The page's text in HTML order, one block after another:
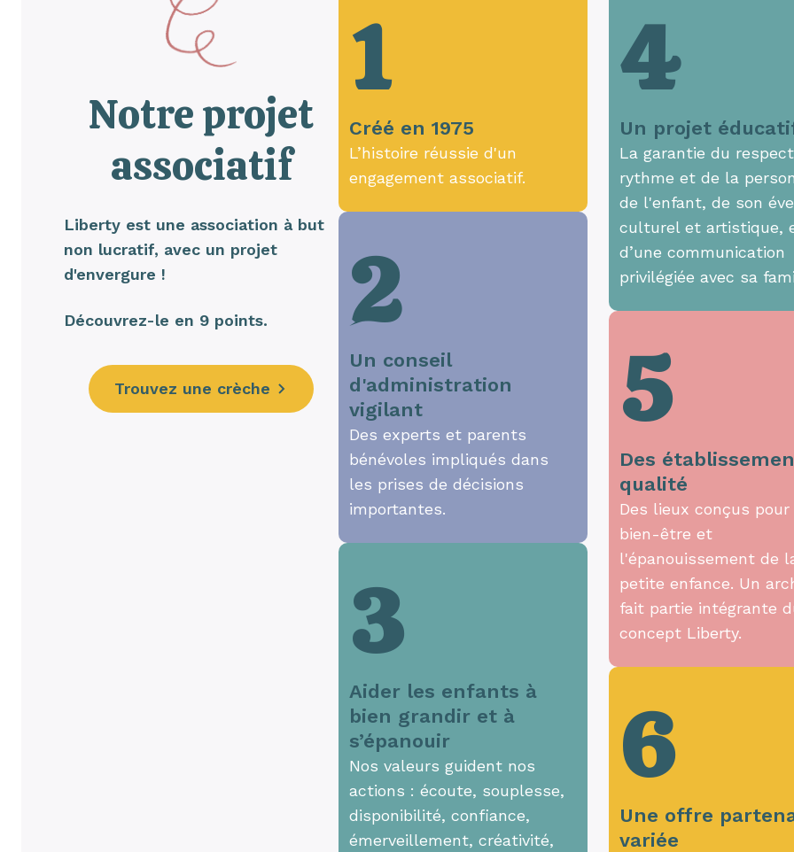
Notre projet
associatif
Liberty est une association à but
non lucratif, avec un projet
d'envergure !
Découvrez-le en 9 points.
Trouvez une crèche
1
Créé en 1975
L’histoire réussie d'un
engagement associatif.
2
Un conseil
d'administration
vigilant
Des experts et parents
bénévoles impliqués dans
les prises de décisions
importantes.
3
Aider les enfants à
bien grandir et à
s’épanouir
Nos valeurs guident nos
actions : écoute, souplesse,
disponibilité, confiance,
émerveillement, créativité,
4
Un projet
La garantie du
rythme et de la
de l'enfant, de son
culturel et artistique,
d’une communication
privilégiée avec sa
5
Des
qualité
Des lieux conçus pour
bien-être et
l'épanouissement de
petite enfance. Un
fait partie intégrante
concept Liberty.
6
Une offre
variée